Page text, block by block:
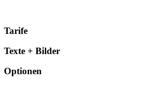
Tarife
Texte + Bilder
Optionen